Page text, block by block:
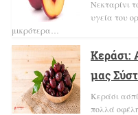
Νεκταρίνι
υγεία του
μικρότερα…
Κεράσι:
μας
Κεράσι
πολλά